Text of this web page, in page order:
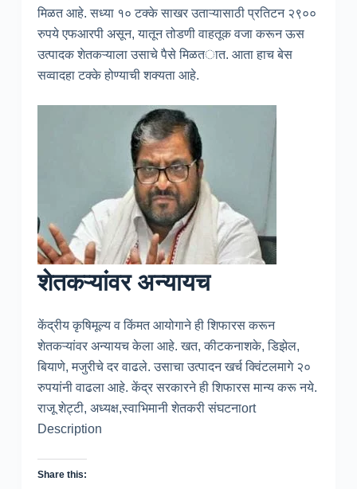
मिळत आहे. सध्या १० टक्के साखर उताऱ्यासाठी प्रतिटन २९००
रुपये एफआरपी असून, यातून तोडणी वाहतूक वजा करून ऊस
उत्पादक शेतकऱ्याला उसाचे पैसे मिळतात. आता हाच बेस
सव्वादहा टक्के होण्याची शक्‍यता आहे.
शेतकऱ्यांवर अन्यायच
केंद्रीय कृषिमूल्य व किंमत आयोगाने ही शिफारस करून
शेतकऱ्यांवर अन्यायच केला आहे. खत, कीटकनाशके, डिझेल,
बियाणे, मजुरीचे दर वाढले. उसाचा उत्पादन खर्च क्विंटलमागे २०
रुपयांनी वाढला आहे. केंद्र सरकारने ही शिफारस मान्य करू नये.
राजू शेट्टी, अध्यक्ष,स्वाभिमानी शेतकरी संघटनाort
Description
Share this: